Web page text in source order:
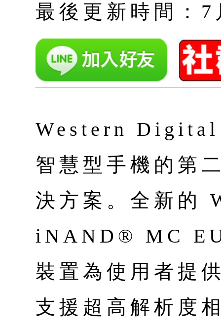
最後更新時間：
Western Digital
智慧型手機的第
決方案。全新
iNAND® MC
裝置為使用者提
支援超高解析度